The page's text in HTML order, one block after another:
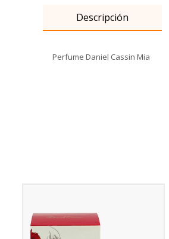
Descripción
Perfume Daniel Cassin Mia